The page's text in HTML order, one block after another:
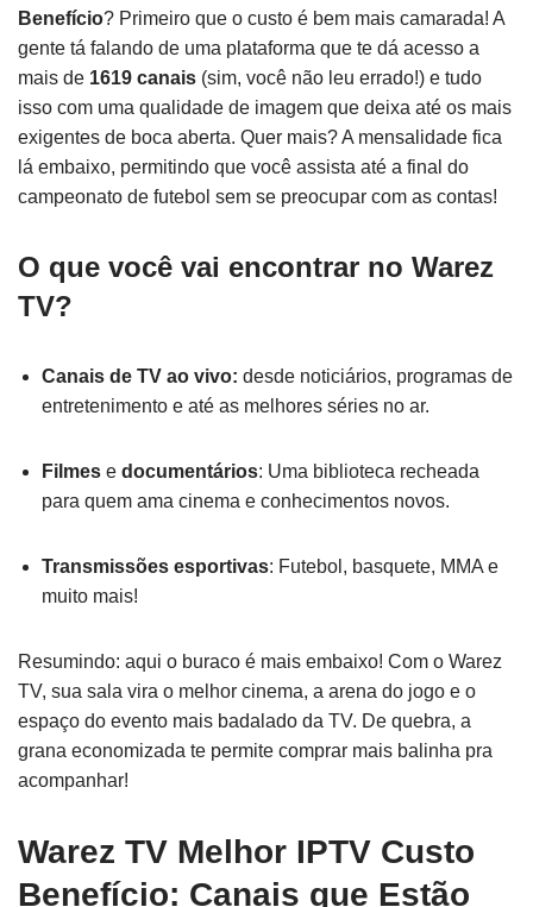
Benefício? Primeiro que o custo é bem mais camarada! A
gente tá falando de uma plataforma que te dá acesso a
mais de 1619 canais (sim, você não leu errado!) e tudo
isso com uma qualidade de imagem que deixa até os mais
exigentes de boca aberta. Quer mais? A mensalidade fica
lá embaixo, permitindo que você assista até a final do
campeonato de futebol sem se preocupar com as contas!
O que você vai encontrar no Warez
TV?
Canais de TV ao vivo: desde noticiários, programas de
entretenimento e até as melhores séries no ar.
Filmes e documentários: Uma biblioteca recheada
para quem ama cinema e conhecimentos novos.
Transmissões esportivas: Futebol, basquete, MMA e
muito mais!
Resumindo: aqui o buraco é mais embaixo! Com o Warez
TV, sua sala vira o melhor cinema, a arena do jogo e o
espaço do evento mais badalado da TV. De quebra, a
grana economizada te permite comprar mais balinha pra
acompanhar!
Warez TV Melhor IPTV Custo
Benefício: Canais que Estão